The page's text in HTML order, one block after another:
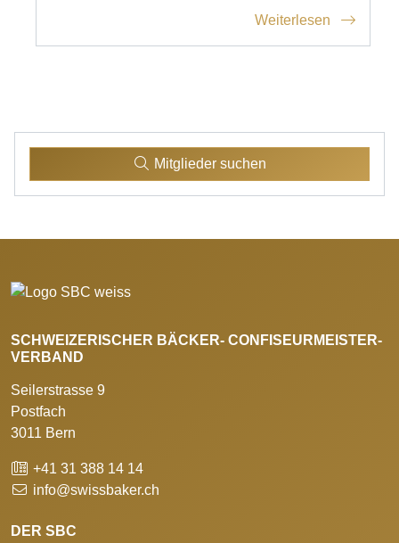
Weiterlesen
Mitglieder suchen
SCHWEIZERISCHER BÄCKER- CONFISEURMEISTER-
VERBAND
Seilerstrasse 9
Postfach
3011 Bern
+41 31 388 14 14
info@swissbaker.ch
DER SBC